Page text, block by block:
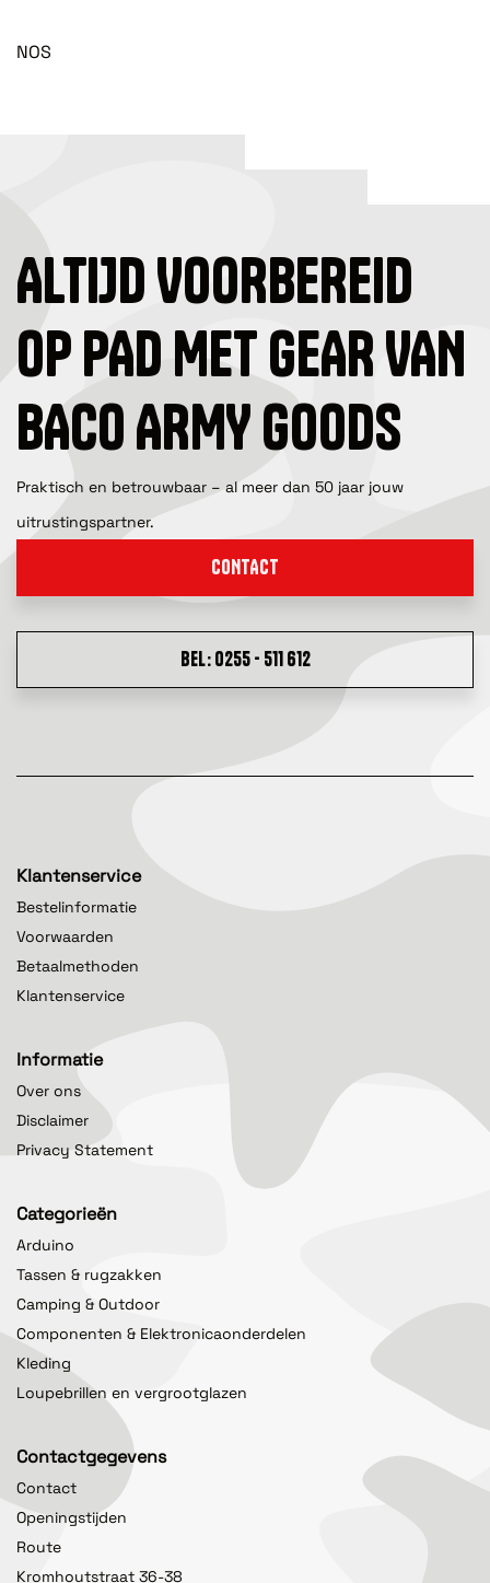
NOS
ALTIJD VOORBEREID
OP PAD MET GEAR VAN
BACO ARMY GOODS
Praktisch en betrouwbaar – al meer dan 50 jaar jouw
uitrustingspartner.
CONTACT
BEL: 0255 - 511 612
Klantenservice
Bestelinformatie
Voorwaarden
Betaalmethoden
Klantenservice
Informatie
Over ons
Disclaimer
Privacy Statement
Categorieën
Arduino
Tassen & rugzakken
Camping & Outdoor
Componenten & Elektronicaonderdelen
Kleding
Loupebrillen en vergrootglazen
Contactgegevens
Contact
Openingstijden
Route
Kromhoutstraat 36-38